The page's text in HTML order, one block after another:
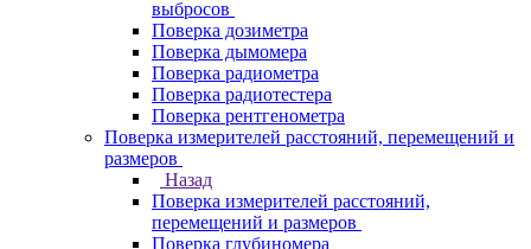
выбросов
Поверка дозиметра
Поверка дымомера
Поверка радиометра
Поверка радиотестера
Поверка рентгенометра
Поверка измерителей расстояний, перемещений и
размеров
Назад
Поверка измерителей расстояний,
перемещений и размеров
Поверка глубиномера